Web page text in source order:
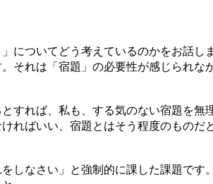
についてどう考えているのかをお話
それは「宿題」の必要性が感じられな
すれば、私も、する気のない宿題を
ばいい、宿題とはそう程度のものだ
しなさい」と強制的に課した課題で